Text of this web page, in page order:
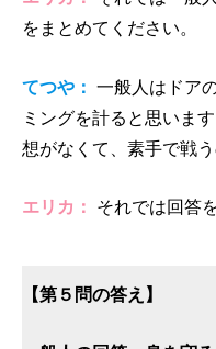
をまとめてください。
てつや： 一般人はドア
ミングを計ると思いま
想がなくて、素手で戦
エリカ： それでは回答
【第５問の答え】